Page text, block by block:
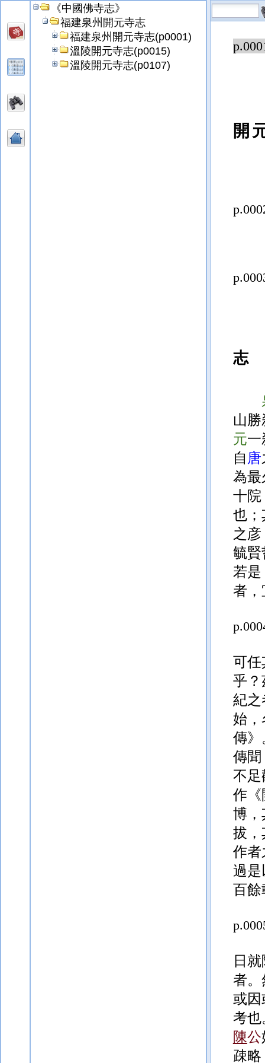
《中國佛寺志》
福建泉州開元寺志
福建泉州開元寺志(p0001)
溫陵開元寺志(p0015)
溫陵開元寺志(p0107)
開
志
山
元一
自 唐
為最
十院
也；
之
毓賢
若
者，
可任
乎？
紀之
始，
傳》
傳聞
不足
作《
博，
拔，
作者
過是
百
日
者。
或因
考也
陳公
疎